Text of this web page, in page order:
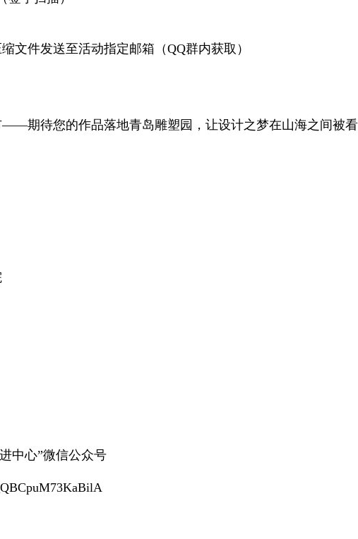
件发送至活动指定邮箱（QQ群内获取）
期待您的作品落地青岛雕塑园，让设计之梦在山海之间被
中心”微信公众号